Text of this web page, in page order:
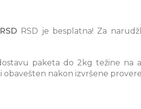
RSD je besplatna! Za
paketa do 2kg težine
nakon izvršene